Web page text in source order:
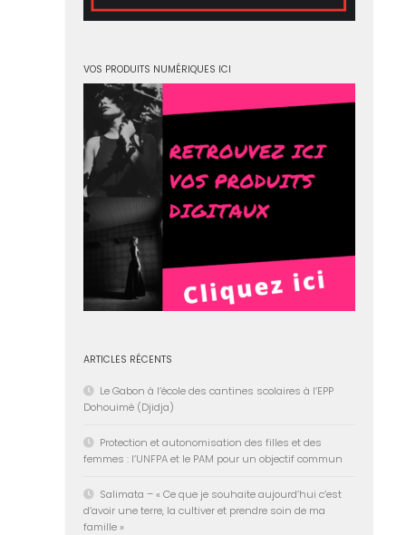
VOS PRODUITS NUMÉRIQUES ICI
ARTICLES RÉCENTS
Le Gabon à l’école des cantines scolaires à l’EPP
Dohouimè (Djidja)
Protection et autonomisation des filles et des
femmes : l’UNFPA et le PAM pour un objectif commun
Salimata – « Ce que je souhaite aujourd’hui c’est
d’avoir une terre, la cultiver et prendre soin de ma
famille »